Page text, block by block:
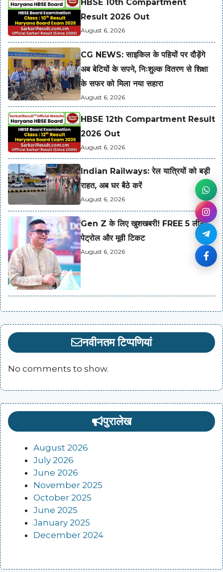
HBSE 10th Compartment
Result 2026 Out
August 6, 2026
CG NEWS: साइकिल के पहियों पर दौड़ेंगे
अब बेटियों के सपने, निःशुल्क वितरण से शिक्षा
के सफर को मिला नया सहारा
August 6, 2026
HBSE 12th Compartment Result
2026 Out
August 6, 2026
Indian Railways: रेल यात्रियों को बड़ी
राहत, अब घर बैठे करें
August 6, 2026
Gen Z के लिए खुशखबरी! FREE 5 लीटर
पेट्रोल और मूवी टिकट
August 6, 2026
नवीनतम टिप्पणियां
No comments to show.
पुरालेख
August 2026
July 2026
June 2026
November 2025
October 2025
June 2025
January 2025
December 2024